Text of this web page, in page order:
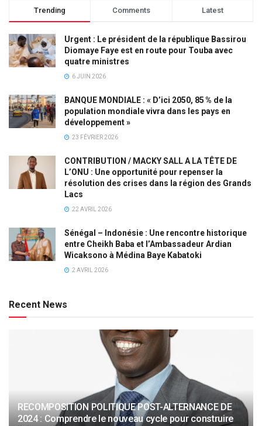
Trending Comments Latest
Urgent : Le président de la république Bassirou
Diomaye Faye est en route pour Touba avec
quatre ministres
6 JUIN 2026
BANQUE MONDIALE : « D’ici 2050, 85 % de la
population mondiale vivra dans les pays en
développement »
23 FÉVRIER 2026
CONTRIBUTION / MACKY SALL A LA TÊTE DE
L’ONU : Une opportunité pour repenser la
résolution des crises dans la région des Grands
Lacs
22 AVRIL 2026
Sénégal – Indonésie : Une rencontre historique
entre Cheikh Baba et l’Ambassadeur Ardian
Wicaksono à Médina Baye Kabatoki
2 AVRIL 2026
Recent News
RECOMPOSITION POLITIQUE POST-ALTERNANCE DE
2024 : Comprendre le nouveau cycle pour construire